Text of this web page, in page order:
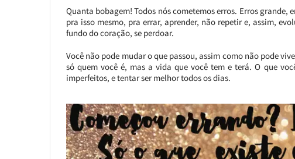
Quanta bobagem! Todos nós cometemos erros. Erros
pra isso mesmo, pra errar, aprender, não repetir e, assim,
fundo do coração, se perdoar.
Você não pode mudar o que passou, assim como não pode
só quem você é, mas a vida que você tem e terá. O que
imperfeitos, e tentar ser melhor todos os dias.